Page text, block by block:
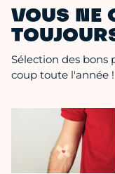
VOUS NE
Sélection des bons
coup toute l'année !